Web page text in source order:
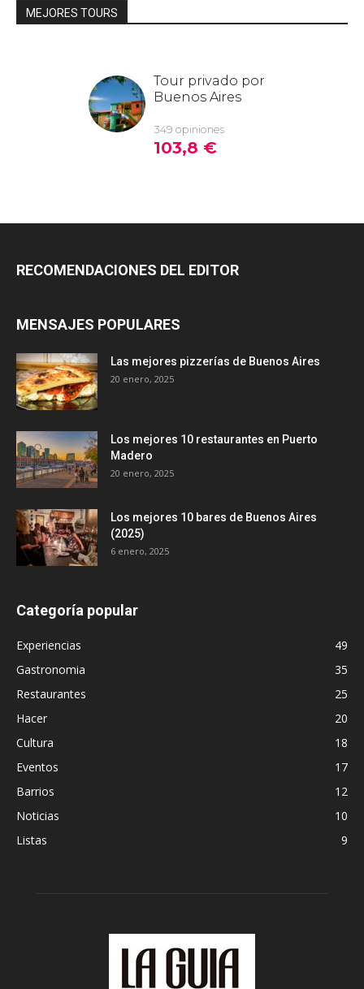
MEJORES TOURS
RECOMENDACIONES DEL EDITOR
MENSAJES POPULARES
Las mejores pizzerías de Buenos Aires
20 enero, 2025
Los mejores 10 restaurantes en Puerto
Madero
20 enero, 2025
Los mejores 10 bares de Buenos Aires
(2025)
6 enero, 2025
Categoría popular
Experiencias
49
Gastronomia
35
Restaurantes
25
Hacer
20
Cultura
18
Eventos
17
Barrios
12
Noticias
10
Listas
9